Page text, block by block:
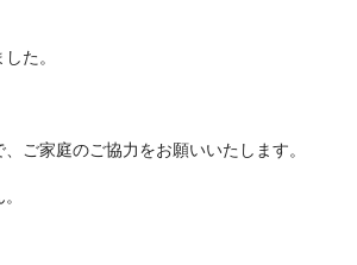
た。
ご家庭のご協力をお願いいたします。